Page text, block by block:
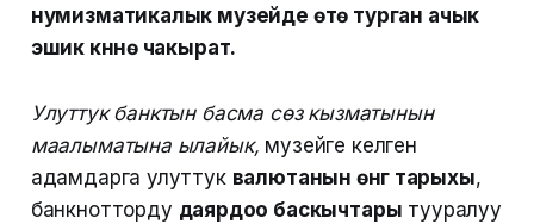
нумизматикалык музейде өтө турган ачык
эшик күнүнө чакырат.
Улуттук банктын басма сөз кызматынын
маалыматына ылайык, музейге келген
адамдарга улуттук валютанын өнүгүү тарыхы,
банкнотторду даярдоо баскычтары тууралуу